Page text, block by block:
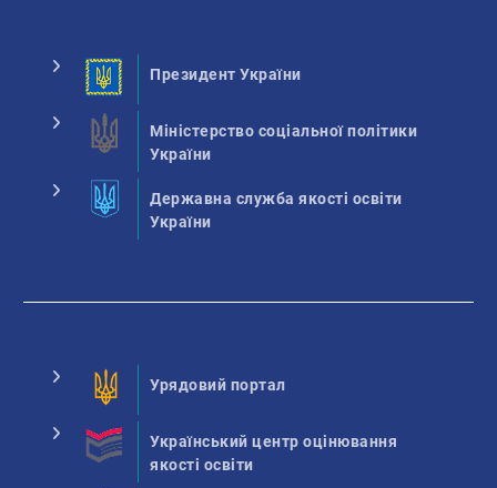
Президент України
Міністерство соціальної політики
України
Державна служба якості освіти
України
Урядовий портал
Український центр оцінювання
якості освіти